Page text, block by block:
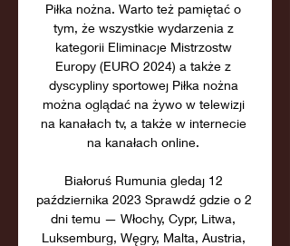
Piłka nożna. Warto też pamiętać o
tym, że wszystkie wydarzenia z
kategorii Eliminacje Mistrzostw
Europy (EURO 2024) a także z
dyscypliny sportowej Piłka nożna
można oglądać na żywo w telewizji
na kanałach tv, a także w internecie
na kanałach online.
Białoruś Rumunia gledaj 12
października 2023 Sprawdź gdzie o 2
dni temu — Włochy, Cypr, Litwa,
Luksemburg, Węgry, Malta, Austria,